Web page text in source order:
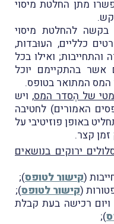
מתן החלטת מיסוי
להחלטת מיסוי
כלליים, העוּבדות,
ואילו בכל
אשר בהתקיימם יוכל
המתואר בטופס.
של הֶסדר המס, ויש
האמורים) לחטיבה
באופן פוזיטיבי על
קצר.
טפסים למסלולים ירוקים בנושאים
(קישור לטופס);
(קישור לטופס);
רכישה בעת קבלת
);